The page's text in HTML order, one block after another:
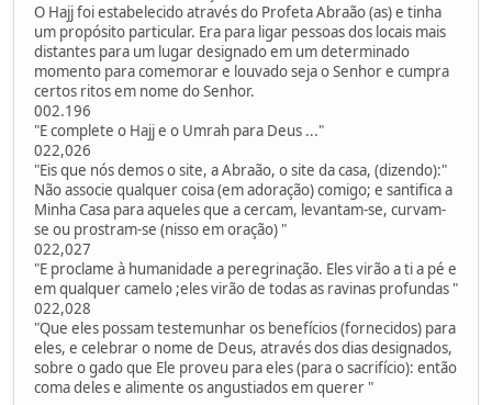
O Hajj foi estabelecido através do Profeta Abraão (as) e tinha
um propósito particular. Era para ligar pessoas dos locais mais
distantes para um lugar designado em um determinado
momento para comemorar e louvado seja o Senhor e cumpra
certos ritos em nome do Senhor.
002.196
"E complete o Hajj e o Umrah para Deus ..."
022,026
"Eis que nós demos o site, a Abraão, o site da casa, (dizendo):"
Não associe qualquer coisa (em adoração) comigo; e santifica a
Minha Casa para aqueles que a cercam, levantam-se, curvam-
se ou prostram-se (nisso em oração) "
022,027
"E proclame à humanidade a peregrinação. Eles virão a ti a pé e
em qualquer camelo ;eles virão de todas as ravinas profundas "
022,028
"Que eles possam testemunhar os benefícios (fornecidos) para
eles, e celebrar o nome de Deus, através dos dias designados,
sobre o gado que Ele proveu para eles (para o sacrifício): então
coma deles e alimente os angustiados em querer "